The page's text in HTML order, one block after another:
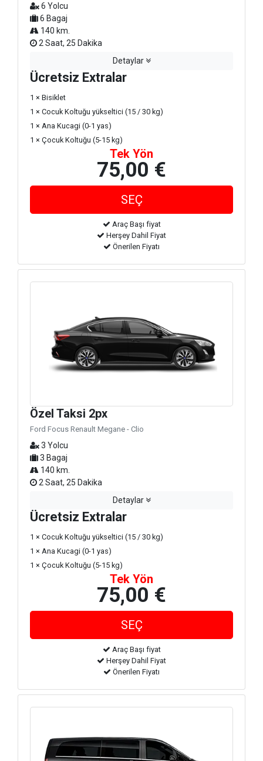
6 Yolcu
6 Bagaj
140 km.
2 Saat, 25 Dakika
Detaylar
Ücretsiz Extralar
1 × Bisiklet
1 × Cocuk Koltuğu yükseltici (15 / 30 kg)
1 × Ana Kucagi (0-1 yas)
1 × Çocuk Koltuğu (5-15 kg)
Tek Yön
75,00 €
Araç Başı fiyat
Herşey Dahil Fiyat
Önerilen Fiyatı
Özel Taksi 2px
Ford Focus Renault Megane - Clio
3 Yolcu
3 Bagaj
140 km.
2 Saat, 25 Dakika
Detaylar
Ücretsiz Extralar
1 × Cocuk Koltuğu yükseltici (15 / 30 kg)
1 × Ana Kucagi (0-1 yas)
1 × Çocuk Koltuğu (5-15 kg)
Tek Yön
75,00 €
Araç Başı fiyat
Herşey Dahil Fiyat
Önerilen Fiyatı